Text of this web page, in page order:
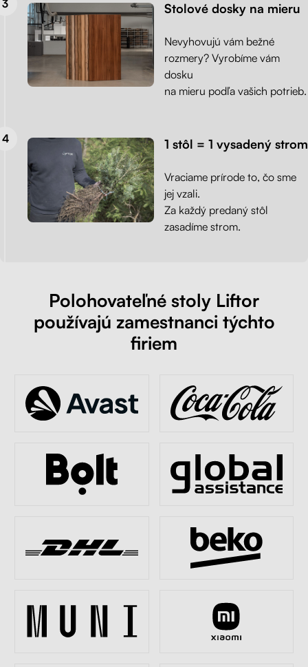
Stolové dosky na mieru
Nevyhovujú vám bežné
rozmery? Vyrobíme vám
dosku
na mieru podľa vašich potrieb.
1 stôl = 1 vysadený strom
Vraciame prírode to, čo sme
jej vzali.
Za každý predaný stôl
zasadíme strom.
Polohovateľné stoly Liftor
používajú zamestnanci týchto
firiem